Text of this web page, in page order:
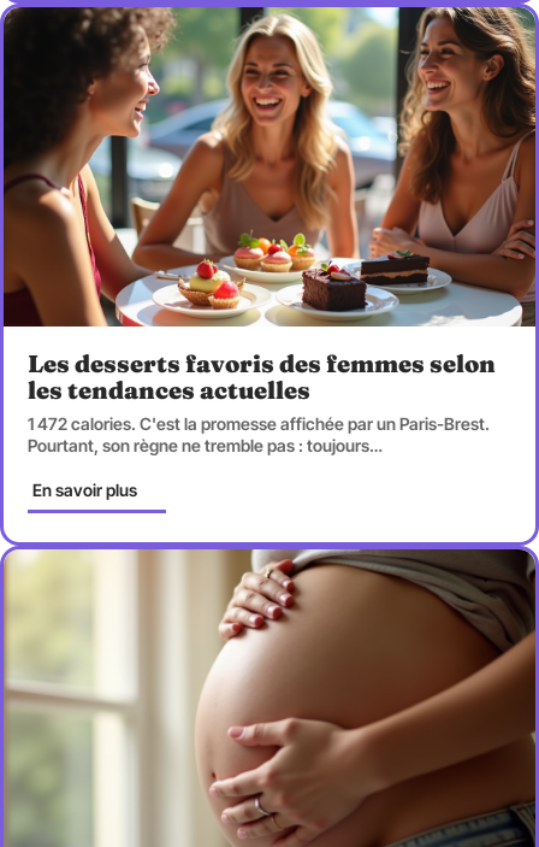
Les desserts favoris des femmes selon
les tendances actuelles
1 472 calories. C'est la promesse affichée par un Paris-Brest.
Pourtant, son règne ne tremble pas : toujours…
En savoir plus